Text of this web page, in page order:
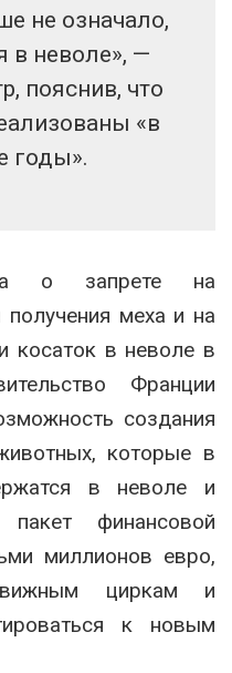
не означало,
в неволе», —
пояснив, что
«в
годы».
о запрете на
меха и на
косаток в неволе в
Франции
создания
которые в
в неволе и
финансовой
миллионов евро,
циркам и
к новым